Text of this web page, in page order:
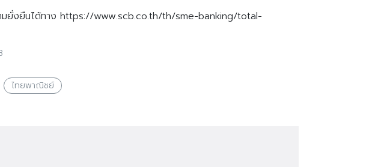
ามยั่งยืนได้ทาง https://www.scb.co.th/th/sme-banking/total-
ไทยพาณิชย์